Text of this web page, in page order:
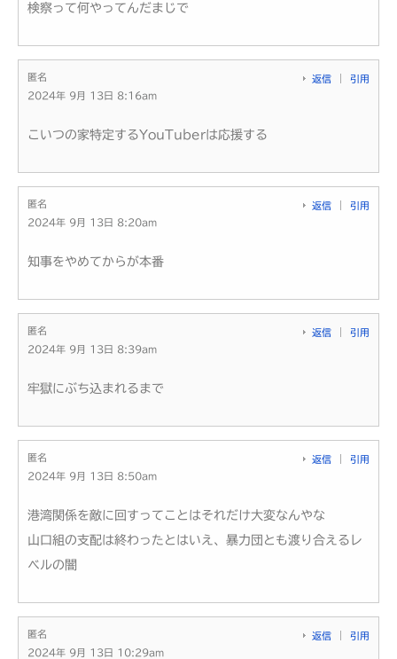
検察って何やってんだまじで
匿名
2024年 9月 13日 8:16am
返信 引用
こいつの家特定するYouTuberは応援する
匿名
2024年 9月 13日 8:20am
返信 引用
知事をやめてからが本番
匿名
2024年 9月 13日 8:39am
返信 引用
牢獄にぶち込まれるまで
匿名
2024年 9月 13日 8:50am
返信 引用
港湾関係を敵に回すってことはそれだけ大変なんやな
山口組の支配は終わったとはいえ、暴力団とも渡り合えるレ
ベルの闇
匿名
2024年 9月 13日 10:29am
返信 引用